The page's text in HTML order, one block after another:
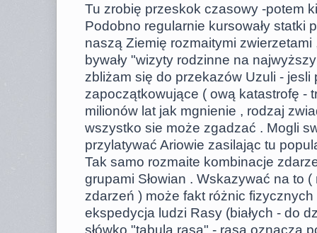
Tu zrobię przeskok czasowy -potem
Podobno regularnie kursowały statki
naszą Ziemię rozmaitymi zwierzetami
bywały "wizyty rodzinne na
zbliżam się do przekazów Uzuli - jesli
zapoczątkowujące ( ową katastrofę -
milionów lat jak mgnienie , rodzaj
wszystko sie może zgadzać . Mogli
przylatywać Ariowie zasilając tu
Tak samo rozmaite kombinacje
grupami Słowian . Wskazywać na to
zdarzeń ) może fakt różnic
ekspedycja ludzi Rasy (białych - do
słówko "tabula rasa" - rasa oznacza